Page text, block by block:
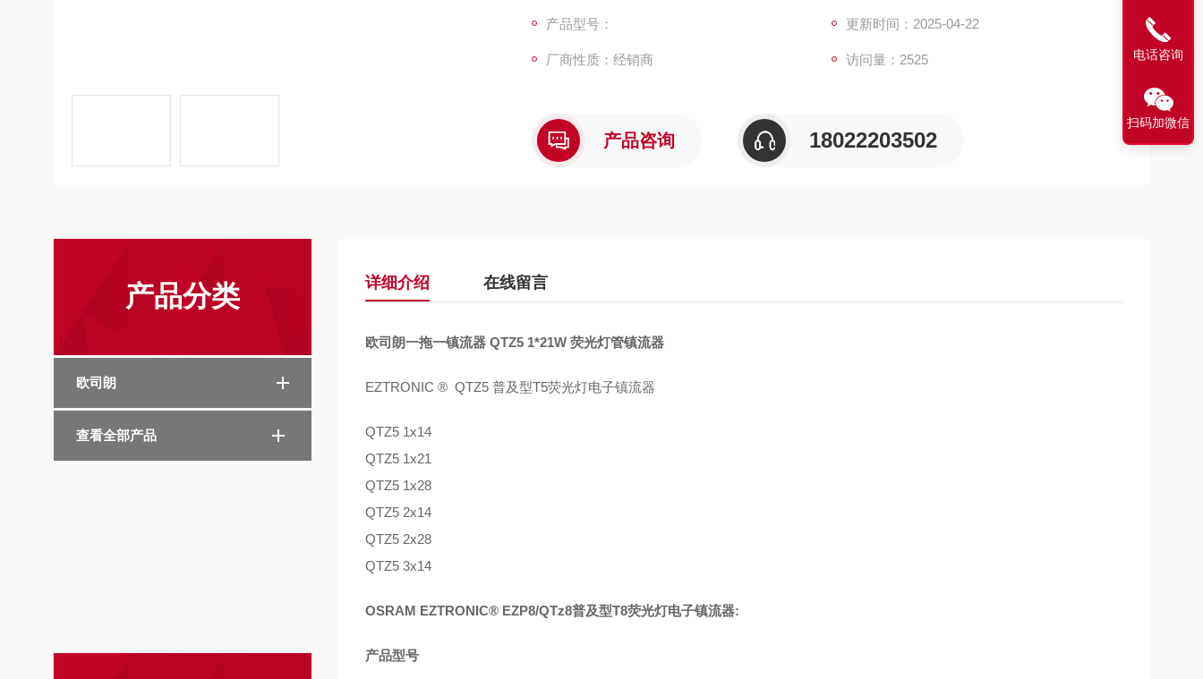
产品型号：
更新时间：2025-04-22
厂商性质：经销商 访问量：2525
产品咨询 18022203502
产品分类
欧司朗
查看全部产品
详细介绍 在线留言
欧司朗一拖一镇流器 QTZ5 1*21W 荧光灯管镇流器
EZTRONIC ® QTZ5 普及型T5荧光灯电子镇流器
QTZ5 1x14
QTZ5 1x21
QTZ5 1x28
QTZ5 2x14
QTZ5 2x28
QTZ5 3x14
OSRAM EZTRONIC® EZP8/QTz8普及型T8荧光灯电子镇流器:
产品型号
电话咨询
扫码加微信